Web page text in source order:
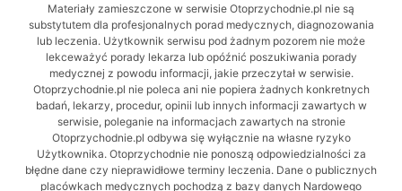
Materiały zamieszczone w serwisie Otoprzychodnie.pl nie są
substytutem dla profesjonalnych porad medycznych, diagnozowania
lub leczenia. Użytkownik serwisu pod żadnym pozorem nie może
lekceważyć porady lekarza lub opóźnić poszukiwania porady
medycznej z powodu informacji, jakie przeczytał w serwisie.
Otoprzychodnie.pl nie poleca ani nie popiera żadnych konkretnych
badań, lekarzy, procedur, opinii lub innych informacji zawartych w
serwisie, poleganie na informacjach zawartych na stronie
Otoprzychodnie.pl odbywa się wyłącznie na własne ryzyko
Użytkownika. Otoprzychodnie nie ponoszą odpowiedzialności za
błędne dane czy nieprawidłowe terminy leczenia. Dane o publicznych
placówkach medycznych pochodzą z bazy danych Nardowego